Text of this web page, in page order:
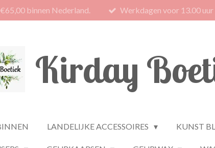
binnen Nederland. Werkdagen voor 13.00
Kirday
LANDELIJKE ACCESSOIRES KUNST